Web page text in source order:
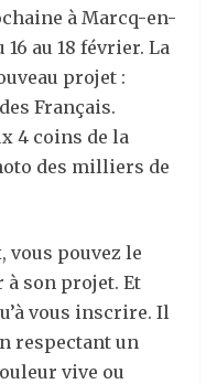
à Marcq-en-
au 18 février. La
projet :
Français.
4 coins de la
des milliers de
vous pouvez le
son projet. Et
vous inscrire. Il
respectant un
vive ou